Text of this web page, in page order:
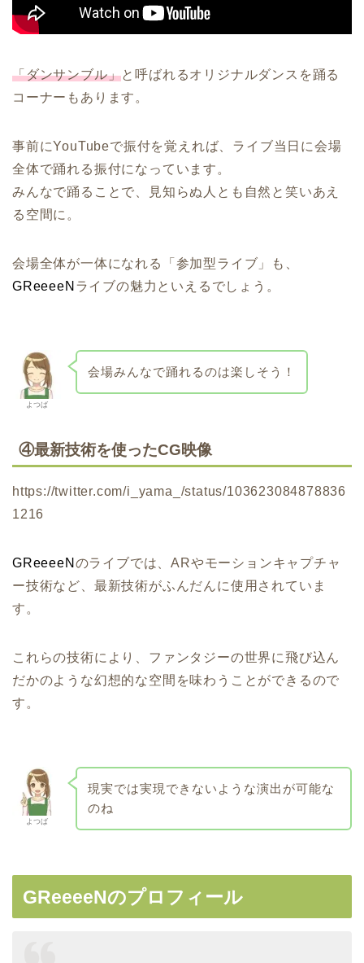
「ダンサンブル」と呼ばれるオリジナルダンスを踊る
コーナーもあります。
事前にYouTubeで振付を覚えれば、ライブ当日に会場
全体で踊れる振付になっています。
みんなで踊ることで、見知らぬ人とも自然と笑いあえ
る空間に。
会場全体が一体になれる「参加型ライブ」も、
GReeeeN ライブの魅力といえるでしょう。
よつば
会場みんなで踊れるのは楽しそう！
④最新技術を使ったCG映像
https://twitter.com/i_yama_/status/103623084878836
1216
GReeeeN のライブでは、ARやモーションキャプチャ
ー技術など、最新技術がふんだんに使用されていま
す。
これらの技術により、ファンタジーの世界に飛び込ん
だかのような幻想的な空間を味わうことができるので
す。
よつば
現実では実現できないような演出が可能な
のね
GReeeeNのプロフィール